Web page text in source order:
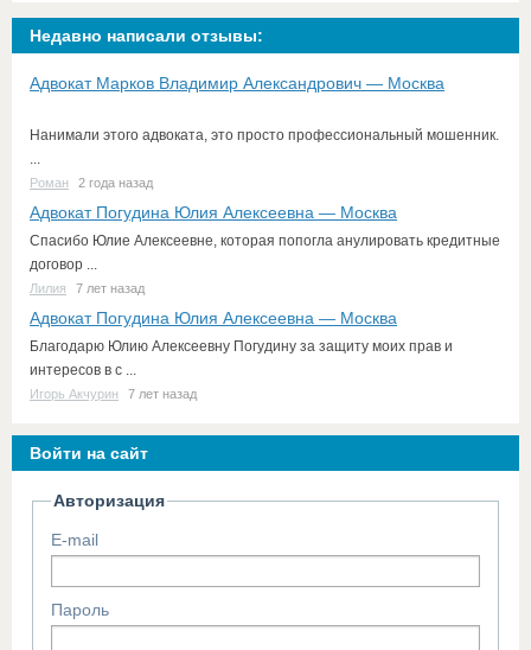
Недавно написали отзывы:
Адвокат Марков Владимир Александрович — Москва
Нанимали этого адвоката, это просто профессиональный мошенник.
...
Роман 2 года назад
Адвокат Погудина Юлия Алексеевна — Москва
Спасибо Юлие Алексеевне, которая попогла анулировать кредитные
договор ...
Лилия 7 лет назад
Адвокат Погудина Юлия Алексеевна — Москва
Благодарю Юлию Алексеевну Погудину за защиту моих прав и
интересов в с ...
Игорь Акчурин 7 лет назад
Войти на сайт
Авторизация
E-mail
Пароль